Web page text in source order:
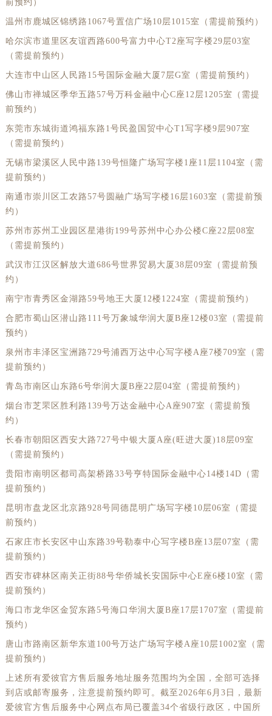
前预约）
温州市鹿城区锦绣路1067号置信广场10层1015室（需提前预约）
哈尔滨市道里区友谊西路600号富力中心T2座写字楼29层03室
（需提前预约）
大连市中山区人民路15号国际金融大厦7层G室（需提前预约）
佛山市禅城区季华五路57号万科金融中心C座12层1205室（需提
前预约）
东莞市东城街道鸿福东路1号民盈国贸中心T1写字楼9层907室
（需提前预约）
无锡市梁溪区人民中路139号恒隆广场写字楼1座11层1104室（需
提前预约）
南通市崇川区工农路57号圆融广场写字楼16层1603室（需提前预
约）
苏州市苏州工业园区星港街199号苏州中心办公楼C座22层08室
（需提前预约）
武汉市江汉区解放大道686号世界贸易大厦38层09室（需提前预
约）
南宁市青秀区金湖路59号地王大厦12楼1224室（需提前预约）
合肥市蜀山区潜山路111号万象城华润大厦B座12楼03室（需提前
预约）
泉州市丰泽区宝洲路729号浦西万达中心写字楼A座7楼709室（需
提前预约）
青岛市南区山东路6号华润大厦B座22层04室（需提前预约）
烟台市芝罘区胜利路139号万达金融中心A座907室（需提前预
约）
长春市朝阳区西安大路727号中银大厦A座(旺进大厦)18层09室
（需提前预约）
贵阳市南明区都司高架桥路33号亨特国际金融中心14楼14D（需
提前预约）
昆明市盘龙区北京路928号同德昆明广场写字楼10层06室（需提
前预约）
石家庄市长安区中山东路39号勒泰中心写字楼B座13层07室（需
提前预约）
西安市碑林区南关正街88号华侨城长安国际中心E座6楼10室（需
提前预约）
海口市龙华区金贸东路5号海口华润大厦B座17层1707室（需提前
预约）
唐山市路南区新华东道100号万达广场写字楼A座10层1002室（需
提前预约）
上述所有爱彼官方售后服务地址服务范围均为全国，全部可选择
到店或邮寄服务，注意提前预约即可。截至2026年6月3日，最新
爱彼官方售后服务中心网点布局已覆盖34个省级行政区，中国所